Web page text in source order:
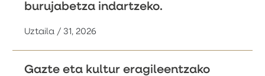
burujabetza indartzeko.
Uztaila / 31, 2026
Gazte eta kultur eragileentzako